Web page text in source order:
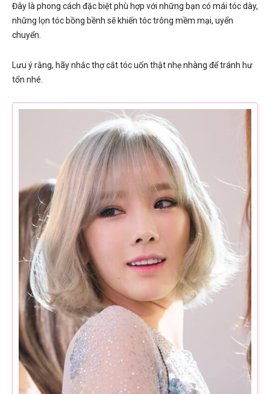
Đây là phong cách đặc biệt phù hợp với những bạn có mái tóc dày,
những lọn tóc bồng bềnh sẽ khiến tóc trông mềm mại, uyển
chuyển.
Lưu ý rằng, hãy nhắc thợ cắt tóc uốn thật nhẹ nhàng để tránh hư
tổn nhé.